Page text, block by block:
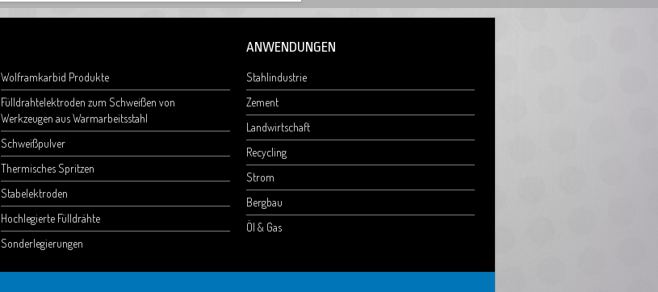
Wolframkarbid Produkte
Fülldrahtelektroden zum Schweißen von
Werkzeugen aus Warmarbeitsstahl
Schweißpulver
Thermisches Spritzen
Stabelektroden
Hochlegierte Fülldrähte
Sonderlegierungen
ANWENDUNGEN
Stahlindustrie
Zement
Landwirtschaft
Recycling
Strom
Bergbau
Öl & Gas